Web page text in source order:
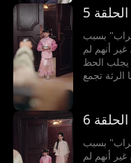
ومنذ
فجأة،
ما خفي من
الحلقة 5
بسبب
غير أنهم لم
يجلب الحظ
الرثة تجمع
ومنذ
فجأة،
ما خفي من
الحلقة 6
بسبب
غير أنهم لم